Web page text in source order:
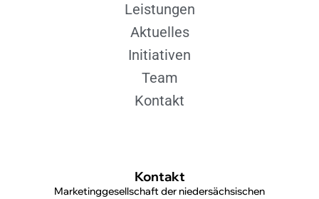
Kontakt
Marketinggesellschaft der niedersächsischen
Leistungen
Aktuelles
Initiativen
Team
Kontakt